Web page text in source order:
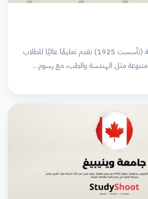
جامعة ميموريال الكندية (تأسست 1925) تقدم تعليمًا عاليًا للطلاب
مثل الهندسة والطب، مع رسوم…